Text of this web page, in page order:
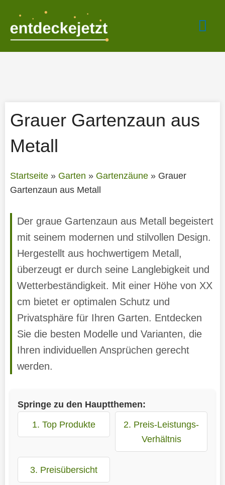
springen
Grauer Gartenzaun aus
Metall
Startseite» Garten » Gartenzäune» Grauer
Gartenzaun aus Metall
Der graue Gartenzaun aus Metall begeistert
mit seinem modernen und stilvollen Design.
Hergestellt aus hochwertigem Metall,
überzeugt er durch seine Langlebigkeit und
Wetterbeständigkeit. Mit einer Höhe von XX
cm bietet er optimalen Schutz und
Privatsphäre für Ihren Garten. Entdecken
Sie die besten Modelle und Varianten, die
Ihren individuellen Ansprüchen gerecht
werden.
Springe zu den Hauptthemen:
1. Top Produkte
2. Preis-Leistungs-
Verhältnis
3. Preisübersicht